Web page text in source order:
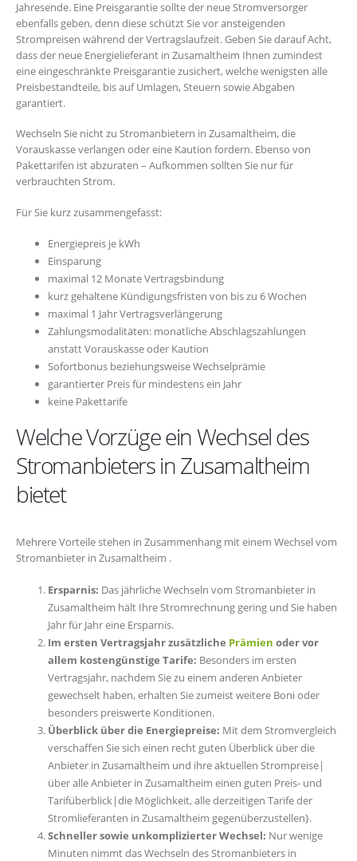
Jahresende. Eine Preisgarantie sollte der neue Stromversorger
ebenfalls geben, denn diese schützt Sie vor ansteigenden
Strompreisen während der Vertragslaufzeit. Geben Sie darauf Acht,
dass der neue Energielieferant in Zusamaltheim Ihnen zumindest
eine eingeschränkte Preisgarantie zusichert, welche wenigsten alle
Preisbestandteile, bis auf Umlagen, Steuern sowie Abgaben
garantiert.
Wechseln Sie nicht zu Stromanbietern in Zusamaltheim, die
Vorauskasse verlangen oder eine Kaution fordern. Ebenso von
Pakettarifen ist abzuraten – Aufkommen sollten Sie nur für
verbrauchten Strom.
Für Sie kurz zusammengefasst:
Energiepreis je kWh
Einsparung
maximal 12 Monate Vertragsbindung
kurz gehaltene Kündigungsfristen von bis zu 6 Wochen
maximal 1 Jahr Vertragsverlängerung
Zahlungsmodalitäten: monatliche Abschlagszahlungen
anstatt Vorauskasse oder Kaution
Sofortbonus beziehungsweise Wechselprämie
garantierter Preis für mindestens ein Jahr
keine Pakettarife
Welche Vorzüge ein Wechsel des
Stromanbieters in Zusamaltheim
bietet
Mehrere Vorteile stehen in Zusammenhang mit einem Wechsel vom
Stromanbieter in Zusamaltheim .
Ersparnis: Das jährliche Wechseln vom Stromanbieter in
Zusamaltheim hält Ihre Stromrechnung gering und Sie haben
Jahr für Jahr eine Ersparnis.
Im ersten Vertragsjahr zusätzliche Prämien oder vor
allem kostengünstige Tarife: Besonders im ersten
Vertragsjahr, nachdem Sie zu einem anderen Anbieter
gewechselt haben, erhalten Sie zumeist weitere Boni oder
besonders preiswerte Konditionen.
Überblick über die Energiepreise: Mit dem Stromvergleich
verschaffen Sie sich einen recht guten Überblick über die
Anbieter in Zusamaltheim und ihre aktuellen Strompreise|
über alle Anbieter in Zusamaltheim einen guten Preis- und
Tarifüberblick|die Möglichkeit, alle derzeitigen Tarife der
Stromlieferanten in Zusamaltheim gegenüberzustellen}.
Schneller sowie unkomplizierter Wechsel: Nur wenige
Minuten nimmt das Wechseln des Stromanbieters in